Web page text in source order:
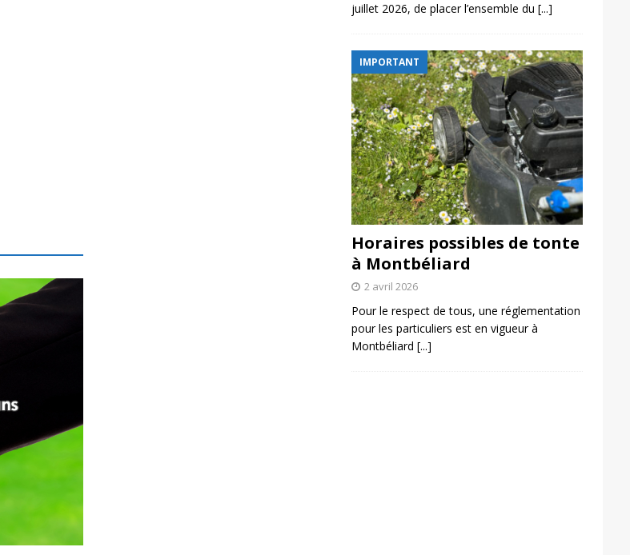
juillet 2026, de placer l’ensemble du [...]
IMPORTANT
Horaires possibles de tonte
à Montbéliard
2 avril 2026
Pour le respect de tous, une réglementation
pour les particuliers est en vigueur à
Montbéliard [...]